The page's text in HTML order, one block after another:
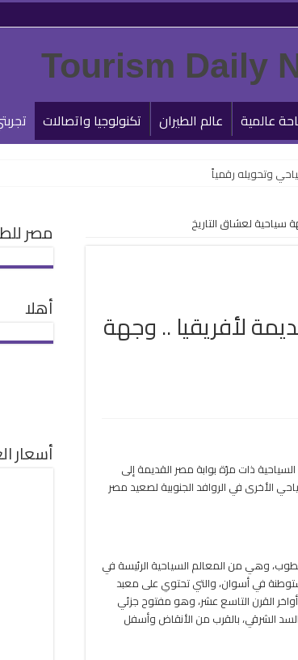
عالمية عالم الطيران تكنولوجيا واتصالات
سياحية لعشاق التاريخ
لأفريقيا .. وجهة
ذات مرّة بوابة مصر القديمة إلى
الأخرى في الروافد الجنوبية لصعيد مصر
الطوب، وهي من المعالم السياحية الرئيسة في
في أسوان، والتي تحتوي على معبد
القرن التاسع عشر، وهو مفتوح جزئي
السد الشرقي، بالقرب من الأنقاض وأسفل
مصر
أهلا
أسعار